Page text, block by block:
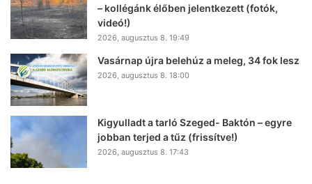
– kollégánk élőben jelentkezett (fotók,
videó!)
2026, augusztus 8. 19:49
Vasárnap újra belehúz a meleg, 34 fok lesz
2026, augusztus 8. 18:00
Kigyulladt a tarló Szeged- Baktón – egyre
jobban terjed a tűz (frissítve!)
2026, augusztus 8. 17:43